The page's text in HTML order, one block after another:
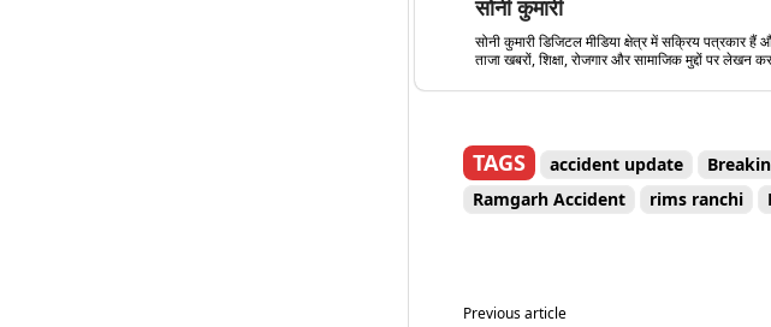
सोनी कुमारी
सोनी कुमारी डिजिटल मीडिया क्षेत्र में सक्रिय
ताजा खबरों, शिक्षा, रोजगार और सामाजिक मुद्दों पर
TAGS accident update
Ramgarh Accident
rims ranchi
Previous article